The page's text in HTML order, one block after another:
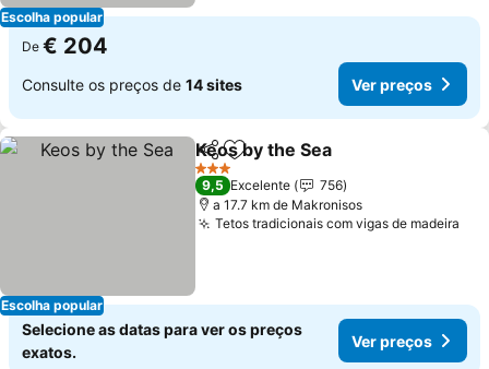
Escolha popular
De € 204
Consulte os preços de 14 sites Ver preços
Escolha popular
PartilharAdicionar aos favoritos
Keos by the Sea
3 Estrelas
9,5 Excelente
756
a 17.7 km de Makronisos
Tetos tradicionais com vigas de madeira
Selecione as datas para ver os preços
exatos.
Ver preços